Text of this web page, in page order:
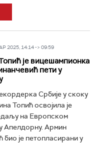
2025, 14:14 -> 09:59
је вицешампионка
пети у
Србије у скоку
Топић освојила је
на Европском
Апелдорну. Армин
био је петопласирани у